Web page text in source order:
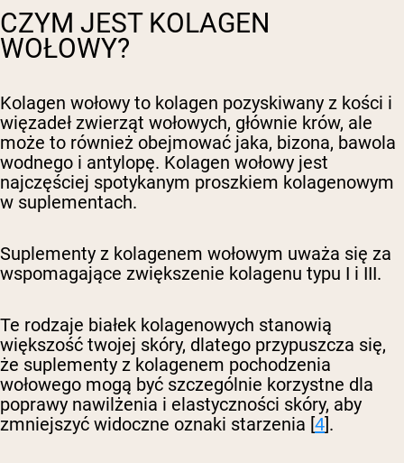
CZYM JEST KOLAGEN
WOŁOWY?
Kolagen wołowy to kolagen pozyskiwany z kości i
więzadeł zwierząt wołowych, głównie krów, ale
może to również obejmować jaka, bizona, bawola
wodnego i antylopę. Kolagen wołowy jest
najczęściej spotykanym proszkiem kolagenowym
w suplementach.
Suplementy z kolagenem wołowym uważa się za
wspomagające zwiększenie kolagenu typu I i III.
Te rodzaje białek kolagenowych stanowią
większość twojej skóry, dlatego przypuszcza się,
że suplementy z kolagenem pochodzenia
wołowego mogą być szczególnie korzystne dla
poprawy nawilżenia i elastyczności skóry, aby
zmniejszyć widoczne oznaki starzenia [4].